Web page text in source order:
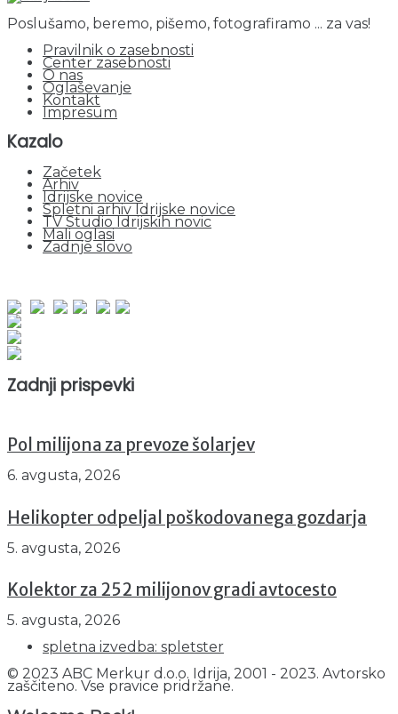
Poslušamo, beremo, pišemo, fotografiramo ... za vas!
Pravilnik o zasebnosti
Center zasebnosti
O nas
Oglaševanje
Kontakt
Impresum
Kazalo
Začetek
Arhiv
Idrijske novice
Spletni arhiv Idrijske novice
TV Studio Idrijskih novic
Mali oglasi
Zadnje slovo
Zadnji prispevki
Pol milijona za prevoze šolarjev
6. avgusta, 2026
Helikopter odpeljal poškodovanega gozdarja
5. avgusta, 2026
Kolektor za 252 milijonov gradi avtocesto
5. avgusta, 2026
spletna izvedba: spletster
© 2023 ABC Merkur d.o.o. Idrija, 2001 - 2023. Avtorsko
zaščiteno. Vse pravice pridržane.